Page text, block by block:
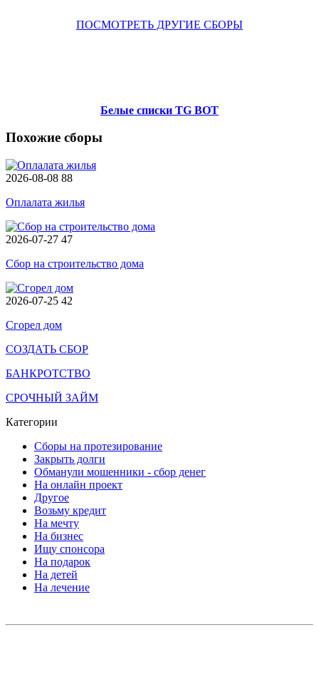
ПОСМОТРЕТЬ ДРУГИЕ СБОРЫ
Белые списки TG BOT
Похожие сборы
2026-08-08 88
Оплалата жилья
2026-07-27 47
Сбор на строительство дома
2026-07-25 42
Сгорел дом
СОЗДАТЬ СБОР
БАНКРОТСТВО
СРОЧНЫЙ ЗАЙМ
Категории
Сборы на протезирование
Закрыть долги
Обманули мошенники - сбор денег
На онлайн проект
Другое
Возьму кредит
На мечту
На бизнес
Ищу спонсора
На подарок
На детей
На лечение